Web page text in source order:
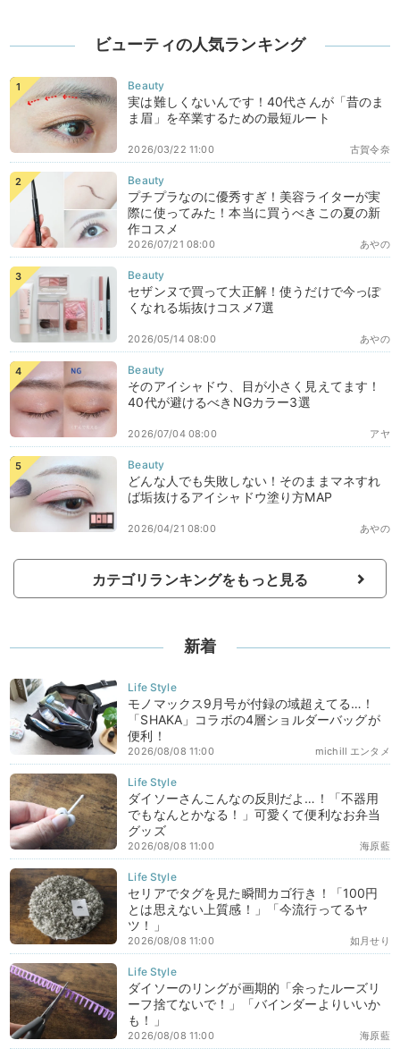
ビューティの人気ランキング
実は難しくないんです！40代さんが「昔のま
ま眉」を卒業するための最短ルート
古賀令奈
2026/03/22 11:00
プチプラなのに優秀すぎ！美容ライターが実
際に使ってみた！本当に買うべきこの夏の新
作コスメ
あやの
2026/07/21 08:00
セザンヌで買って大正解！使うだけで今っぽ
くなれる垢抜けコスメ7選
あやの
2026/05/14 08:00
そのアイシャドウ、目が小さく見えてます！
40代が避けるべきNGカラー3選
アヤ
2026/07/04 08:00
どんな人でも失敗しない！そのままマネすれ
ば垢抜けるアイシャドウ塗り方MAP
あやの
2026/04/21 08:00
カテゴリランキングをもっと見る
新着
モノマックス9月号が付録の域超えてる…！
「SHAKA」コラボの4層ショルダーバッグが
便利！
michill エンタメ
2026/08/08 11:00
ダイソーさんこんなの反則だよ…！「不器用
でもなんとかなる！」可愛くて便利なお弁当
グッズ
海原藍
2026/08/08 11:00
セリアでタグを見た瞬間カゴ行き！「100円
とは思えない上質感！」「今流行ってるヤ
ツ！」
如月せり
2026/08/08 11:00
ダイソーのリングが画期的「余ったルーズリ
ーフ捨てないで！」「バインダーよりいいか
も！」
海原藍
2026/08/08 11:00